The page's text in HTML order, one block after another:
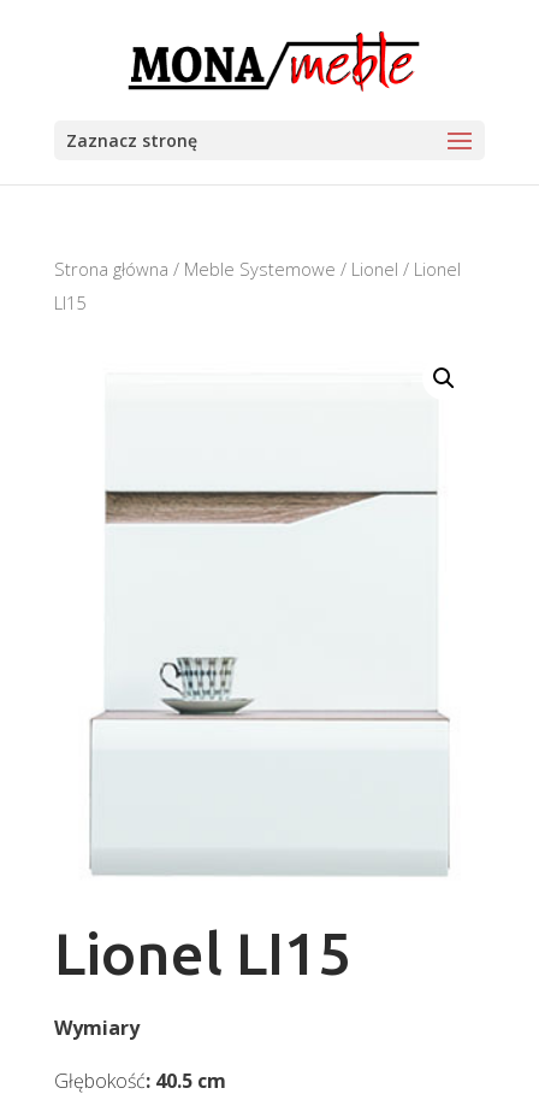
Zaznacz stronę
Strona główna / Meble Systemowe / Lionel / Lionel
LI15
Lionel LI15
Wymiary
Głębokość: 40.5 cm